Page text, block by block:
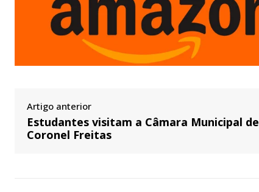
Artigo anterior
Estudantes visitam a Câmara Municipal de
Coronel Freitas